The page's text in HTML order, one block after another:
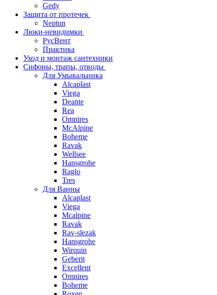
Gedy
Защита от протечек
Neptun
Люки-невидимки
РусВент
Практика
Уход и монтаж сантехники
Сифоны, трапы, отводы
Для Умывальника
Alcaplast
Viega
Deante
Rea
Omnires
McAlpine
Boheme
Ravak
Wellsee
Hansgrohe
Raglo
Tres
Для Ванны
Alcaplast
Viega
Mcalpine
Ravak
Rav-slezak
Hansgrohe
Wirquin
Geberit
Excellent
Omnires
Boheme